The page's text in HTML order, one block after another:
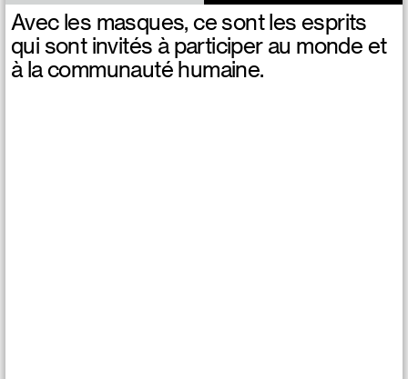
Avec les masques, ce sont les esprits
qui sont invités à participer au monde et
à la communauté humaine.